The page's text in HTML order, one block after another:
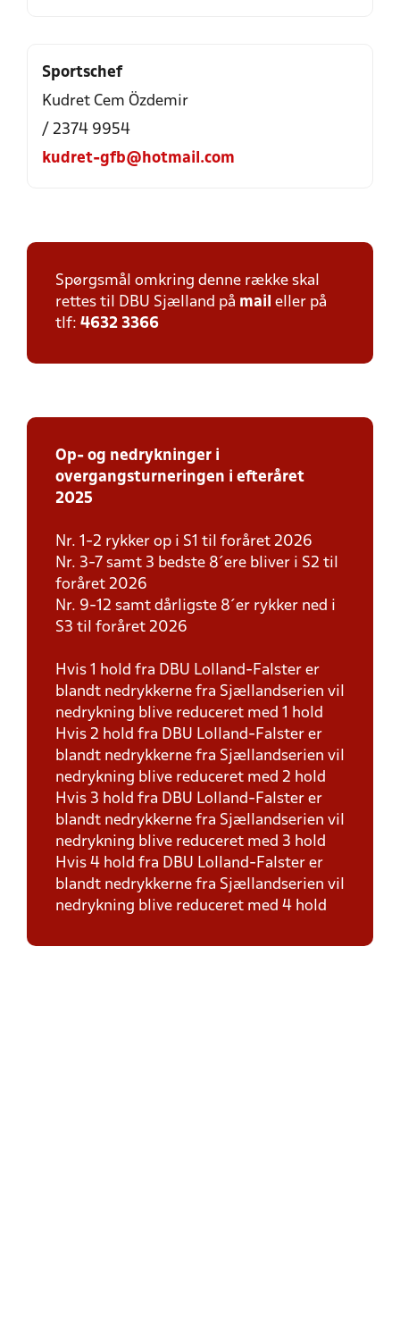
Sportschef
Kudret Cem Özdemir
/ 2374 9954
kudret-gfb@hotmail.com
Spørgsmål omkring denne række skal
rettes til DBU Sjælland på mail eller på
tlf: 4632 3366
Op- og nedrykninger i
overgangsturneringen i efteråret
2025
Nr. 1-2 rykker op i S1 til foråret 2026
Nr. 3-7 samt 3 bedste 8´ere bliver i S2 til
foråret 2026
Nr. 9-12 samt dårligste 8´er rykker ned i
S3 til foråret 2026
Hvis 1 hold fra DBU Lolland-Falster er
blandt nedrykkerne fra Sjællandserien vil
nedrykning blive reduceret med 1 hold
Hvis 2 hold fra DBU Lolland-Falster er
blandt nedrykkerne fra Sjællandserien vil
nedrykning blive reduceret med 2 hold
Hvis 3 hold fra DBU Lolland-Falster er
blandt nedrykkerne fra Sjællandserien vil
nedrykning blive reduceret med 3 hold
Hvis 4 hold fra DBU Lolland-Falster er
blandt nedrykkerne fra Sjællandserien vil
nedrykning blive reduceret med 4 hold